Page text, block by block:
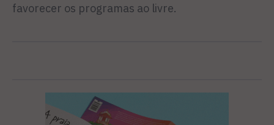
favorecer os programas ao livre.